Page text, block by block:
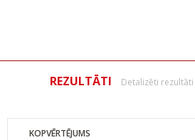
REZULTĀTI Detalizēti rezultāti
KOPVĒRTĒJUMS